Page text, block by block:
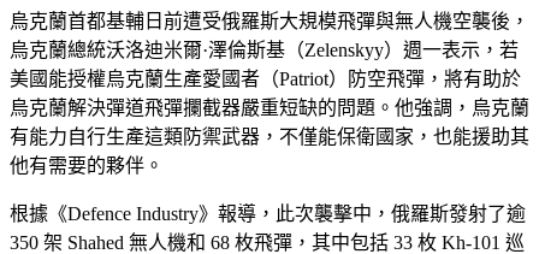
烏克蘭首都基輔日前遭受俄羅斯大規模飛彈與無人機空襲後，
烏克蘭總統沃洛迪米爾·澤倫斯基（Zelenskyy）週一表示，若
美國能授權烏克蘭生產愛國者（Patriot）防空飛彈，將有助於
烏克蘭解決彈道飛彈攔截器嚴重短缺的問題。他強調，烏克蘭
有能力自行生產這類防禦武器，不僅能保衛國家，也能援助其
他有需要的夥伴。
根據《Defence Industry》報導，此次襲擊中，俄羅斯發射了逾
350 架 Shahed 無人機和 68 枚飛彈，其中包括 33 枚 Kh-101 巡